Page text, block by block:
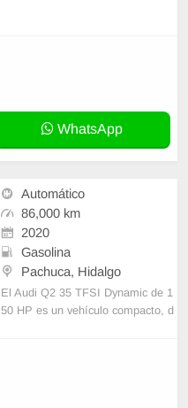
WhatsApp
Automático
86,000 km
2020
Gasolina
Pachuca, Hidalgo
El Audi Q2 35 TFSI Dynamic de 1
50 HP es un vehículo compacto, d